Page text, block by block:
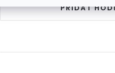
PŘIDAT